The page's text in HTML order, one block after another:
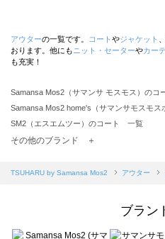
アウターの一覧です。 コート やジャケット
おります。他にも ニット・セーターやカー
も充実！
Samansa Mos2（サマンサ モスモス）の
Samansa Mos2 home's（サマンサモスモ
SM2（エスエムツー）のコート 一覧
TSUHARU by Samansa Mos2（ツハルバ
Samansa Mos2 blue（サマンサモスモス
sō4ū（ソウフォーユー）のコート 一覧
Te chichi（テチチ）のコート 一覧
その他のブランド ＋
TSUHARU by Samansa Mos2 アウター
ブラン